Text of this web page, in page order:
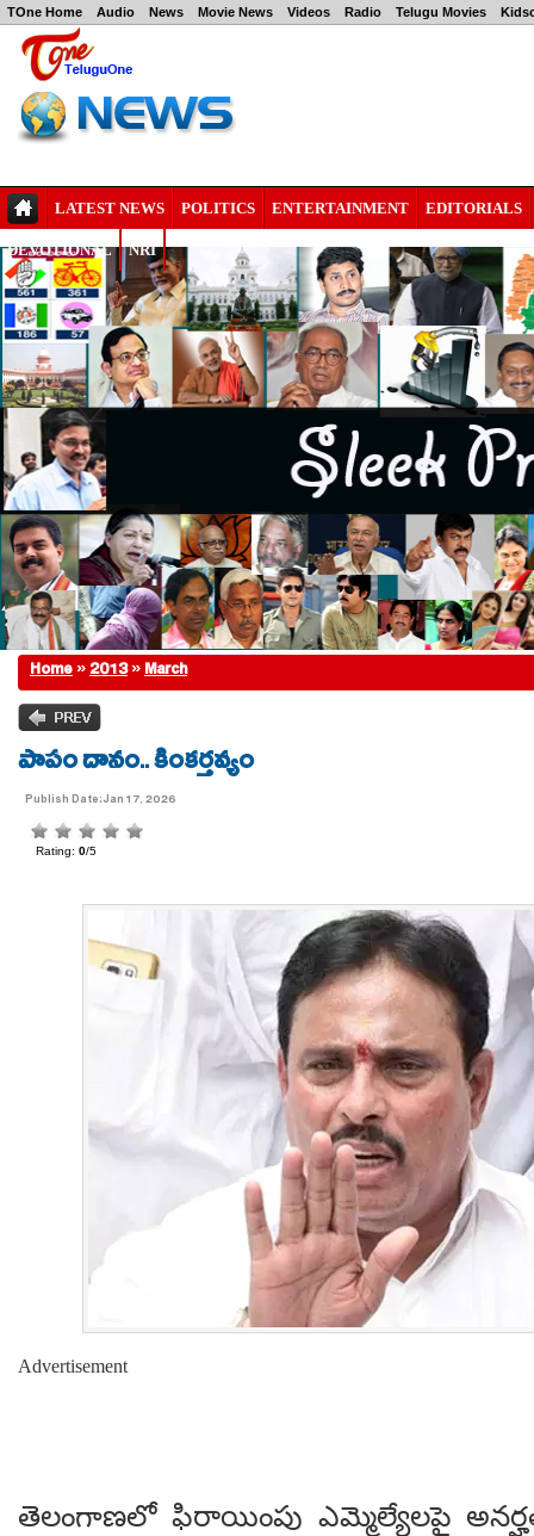
TOne Home Audio News Movie News Videos Radio Telugu Movies
LATEST NEWS POLITICS ENTERTAINMENT EDITORIALS
DEVOTIONAL NRI
Home»2013»March
పాపం దానం.. కింకర్తవ్యం
Publish Date:Jan 17, 2026
Advertisement
తెలంగాణలో ఫిరాయింపు ఎమ్మెల్యేలపై